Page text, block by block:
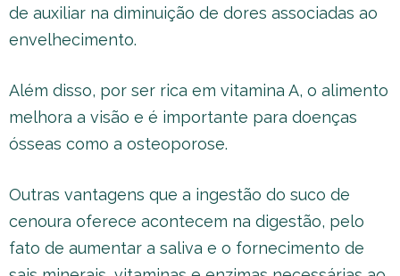
de auxiliar na diminuição de dores associadas ao
envelhecimento.
Além disso, por ser rica em vitamina A, o alimento
melhora a visão e é importante para doenças
ósseas como a osteoporose.
Outras vantagens que a ingestão do suco de
cenoura oferece acontecem na digestão, pelo
fato de aumentar a saliva e o fornecimento de